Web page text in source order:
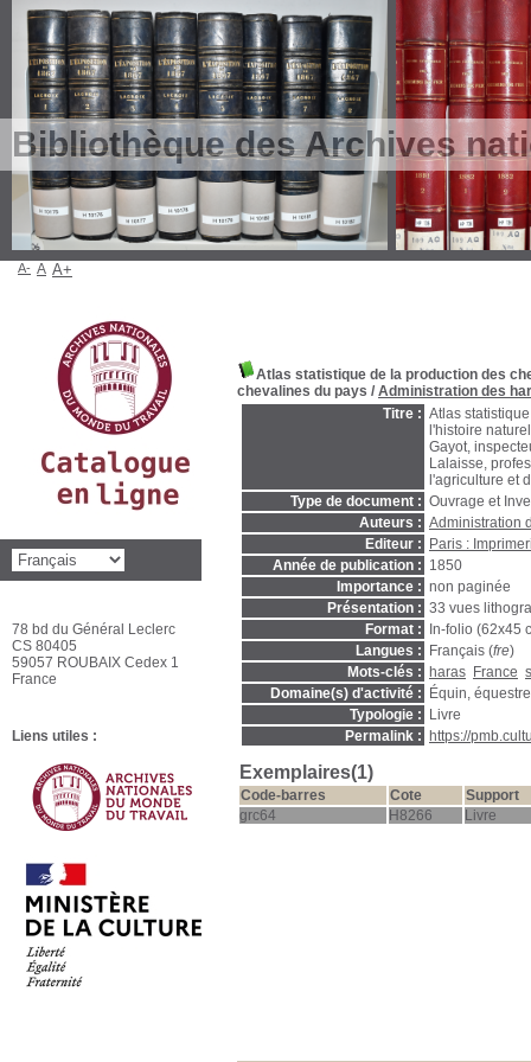
Bibliothèque des Archives
Atlas statistique de la production des
chevalines du pays / Administration des
Titre : Atlas
l'histoire
Gayot,
Lalaisse,
l'agriculture et
Type de document : Ouvrage et
Auteurs : Administration
Editeur :
Paris :
Année de publication : 1850
Importance : non paginée
Présentation : 33 vues
Format :
In-folio (62x45
Langues :
Français (fre)
Mots-clés :
haras France
Domaine(s) d'activité :
Équin, équestre
Typologie :
Livre
Permalink :
https://
Exemplaires(1)
Code-barres Cote
Support
grc64
H8266 Livre
A- A A+
78 bd du Général Leclerc
CS 80405
59057 ROUBAIX Cedex 1
France
Liens utiles :